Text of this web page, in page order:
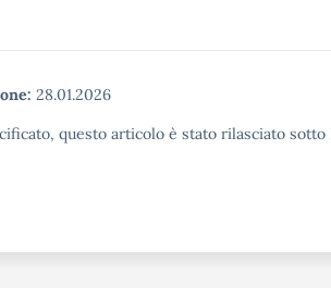
28.01.2026
questo articolo è stato rilasciato